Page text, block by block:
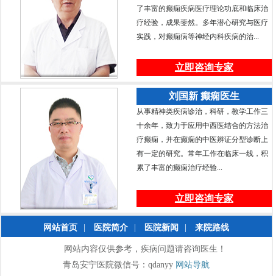
了丰富的癫痫疾病医疗理论功底和临床治
疗经验，成果斐然。多年潜心研究与医疗
实践，对癫痫病等神经内科疾病的治...
立即咨询专家
刘国新 癫痫医生
从事精神类疾病诊治，科研，教学工作三
十余年，致力于应用中西医结合的方法治
疗癫痫，并在癫痫的中医辨证分型诊断上
有一定的研究。常年工作在临床一线，积
累了丰富的癫痫治疗经验...
立即咨询专家
网站首页 医院简介 医院新闻 来院路线
网站内容仅供参考，疾病问题请咨询医生！
青岛安宁医院微信号：qdanyy 网站导航